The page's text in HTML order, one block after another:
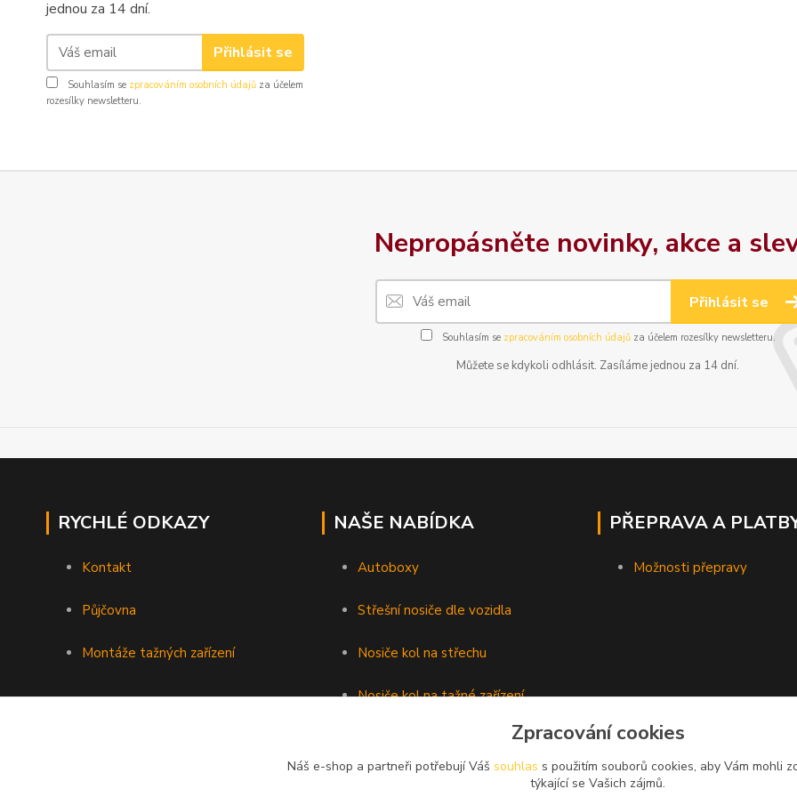
jednou za 14 dní.
Přihlásit se
Souhlasím se zpracováním osobních údajů za účelem
rozesílky newsletteru.
Nepropásněte novinky, akce a
Přihlásit se
Souhlasím se zpracováním osobních údajůza účelem rozesílky newsletteru.
Můžete se kdykoli odhlásit. Zasíláme jednou za 14 dní.
RYCHLÉ ODKAZY
Kontakt
Půjčovna
Montáže tažných zařízení
NAŠE NABÍDKA
Autoboxy
Střešní nosiče dle vozidla
Nosiče kol na střechu
Nosiče kol na tažné zařízení
PŘEPRAVA A
Možnosti přepravy
Zpracování cookies
Náš e-shop a partneři potřebují Váš souhlas s použitím souborů cookies, aby Vám mohli
týkající se Vašich zájmů.